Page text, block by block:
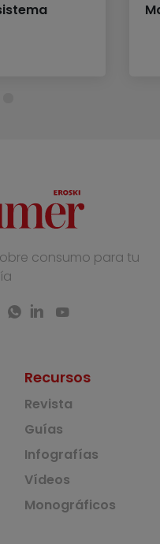
consumo para tu
Recursos
Revista
Guías
Infografías
Vídeos
Monográficos